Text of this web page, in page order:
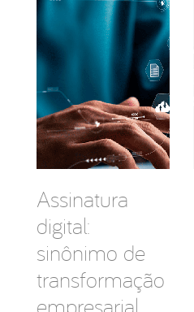
Assinatura
digital:
sinônimo de
transformação
empresarial